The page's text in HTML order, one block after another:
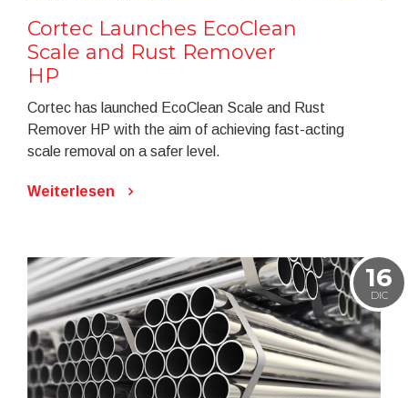
Cortec Launches EcoClean
Scale and Rust Remover
HP
Cortec has launched EcoClean Scale and Rust
Remover HP with the aim of achieving fast-acting
scale removal on a safer level.
Weiterlesen
16
DIC